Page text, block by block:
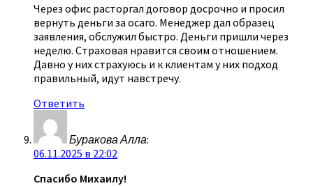
Через офис расторгал договор досрочно и просил
вернуть деньги за осаго. Менеджер дал образец
заявления, обслужил быстро. Деньги пришли через
неделю. Страховая нравится своим отношением.
Давно у них страхуюсь и к клиентам у них подход
правильный, идут навстречу.
Ответить
Буракова Алла:
06.11.2025 в 22:02
Спасибо Михаилу!